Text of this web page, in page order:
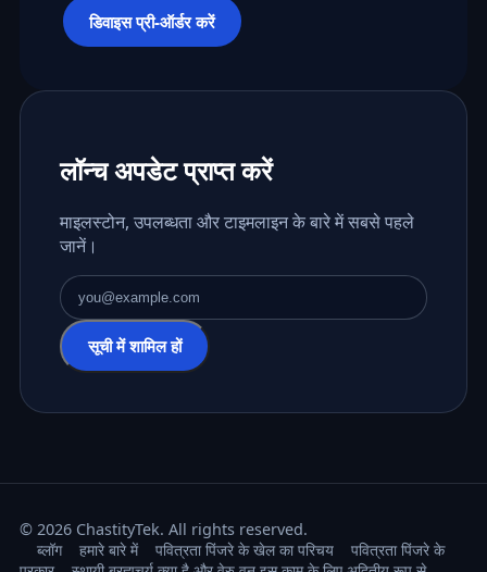
डिवाइस प्री-ऑर्डर करें
लॉन्च अपडेट प्राप्त करें
माइलस्टोन, उपलब्धता और टाइमलाइन के बारे में सबसे पहले
जानें।
ईमेल पतासूची में शामिल हों
© 2026 ChastityTek. All rights reserved.
ब्लॉग
हमारे बारे में पवित्रता पिंजरे के खेल का परिचय
पवित्रता पिंजरे के